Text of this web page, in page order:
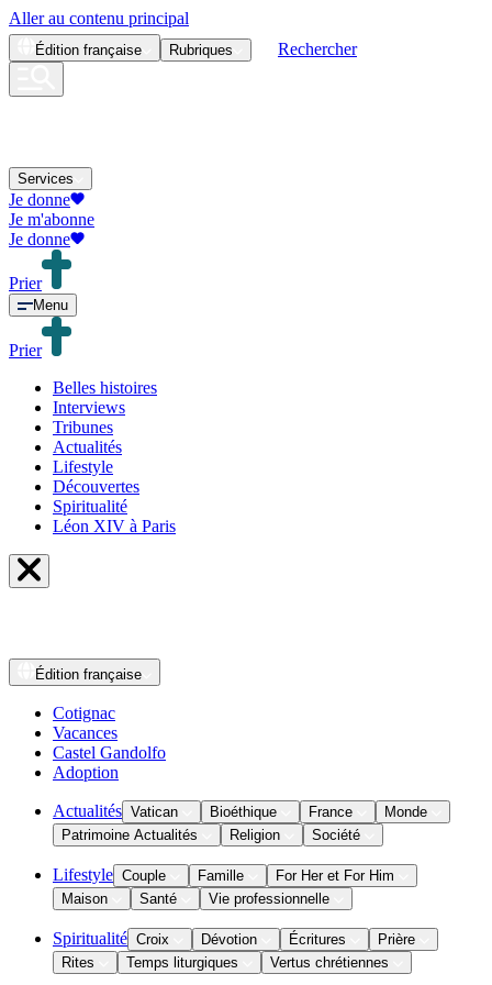
Aller au contenu principal
Édition française Rubriques Rechercher
Services
Je donne
Je m'abonne
Je donne
Prier
Menu
Prier
Belles histoires
Interviews
Tribunes
Actualités
Lifestyle
Découvertes
Spiritualité
Léon XIV à Paris
Édition française
Cotignac
Vacances
Castel Gandolfo
Adoption
Actualités Vatican Bioéthique France
Monde
Patrimoine Actualités
Religion Société
Lifestyle Couple Famille
For Her et For Him
Maison
Santé Vie professionnelle
Spiritualité Croix Dévotion Écritures
Prière
Rites
Temps liturgiques Vertus chrétiennes